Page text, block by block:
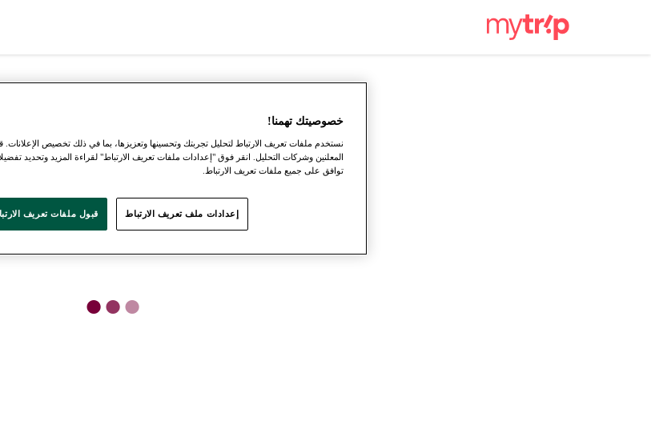
●
●
●
خصوصيتك تهمنا!
نستخدم ملفات تعريف الارتباط لتحليل تجربتك وتحسينها وتعزيزها، بما في ذلك تخصيص
المعلنين وشركات التحليل. انقر فوق "إعدادات ملفات تعريف الارتباط" لقراءة المزيد وتحديد
توافق على جميع ملفات تعريف الارتباط.
إعدادات ملف تعريف الارتباط قبول ملفات تعريف